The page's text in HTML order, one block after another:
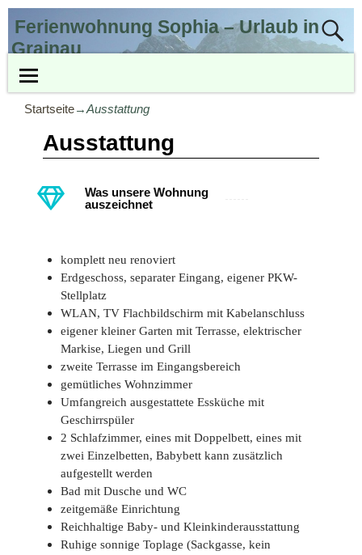
Ferienwohnung Sophia – Urlaub in
Grainau
Ihre Wohlfühloase unter der Zugspitze
Startseite→Ausstattung
Ausstattung
Was unsere Wohnung
auszeichnet
komplett neu renoviert
Erdgeschoss, separater Eingang, eigener PKW-
Stellplatz
WLAN, TV Flachbildschirm mit Kabelanschluss
eigener kleiner Garten mit Terrasse, elektrischer
Markise, Liegen und Grill
zweite Terrasse im Eingangsbereich
gemütliches Wohnzimmer
Umfangreich ausgestattete Essküche mit
Geschirrspüler
2 Schlafzimmer, eines mit Doppelbett, eines mit
zwei Einzelbetten, Babybett kann zusätzlich
aufgestellt werden
Bad mit Dusche und WC
zeitgemäße Einrichtung
Reichhaltige Baby- und Kleinkinderausstattung
Ruhige sonnige Toplage (Sackgasse, kein